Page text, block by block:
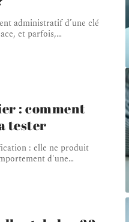
administratif d’une clé
et parfois,…
: comment
tester
: elle ne produit
d'une…